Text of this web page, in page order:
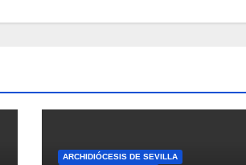
ARCHIDIÓCESIS DE SEVILLA